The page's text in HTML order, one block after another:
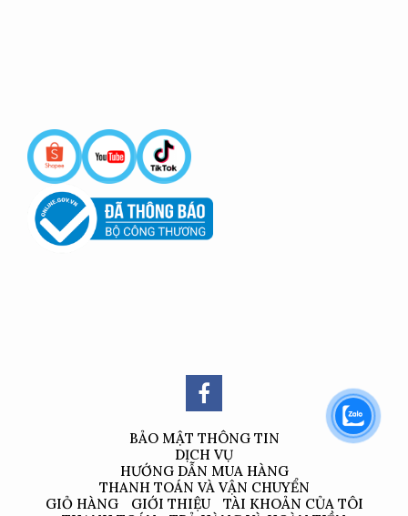
BẢO MẬT THÔNG TIN
DỊCH VỤ
HƯỚNG DẪN MUA HÀNG
THANH TOÁN VÀ VẬN CHUYỂN
GIỎ HÀNG
GIỚI THIỆU
TÀI KHOẢN CỦA TÔI